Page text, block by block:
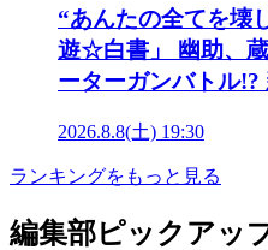
“あんたの全てを壊
遊☆白書」 幽助、
ーターガンバトル
2026.8.8(土) 19:30
ランキングをもっと見る
編集部ピックアッ